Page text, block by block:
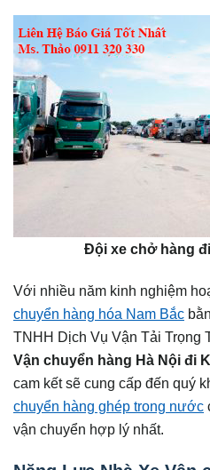
Đội xe chở hàng
Với nhiều năm kinh nghiệm
chuyển hàng hóa Nam Bắc
TNHH Dịch Vụ Vận Tải Trọng
Vận chuyển hàng Hà Nội đi
cam kết sẽ cung cấp đến quý
chuyển hàng ghép trong nước
vận chuyển hợp lý nhất.